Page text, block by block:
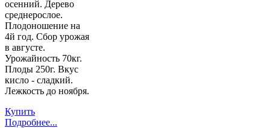
осенний. Дерево
среднерослое.
Плодоношение на
4й год. Сбор урожая
в августе.
Урожайность 70кг.
Плоды 250г. Вкус
кисло - сладкий.
Лежкость до ноября.
Купить
Подробнее...